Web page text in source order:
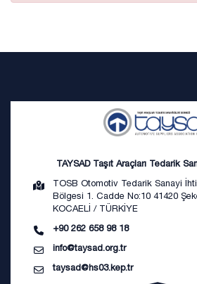
TAYSAD Taşıt Araçları Tedarik
TOSB Otomotiv Tedarik Sanayi
Bölgesi 1. Cadde No:10 41420
KOCAELİ / TÜRKİYE
+90 262 658 98 18
info@taysad.org.tr
taysad@hs03.kep.tr